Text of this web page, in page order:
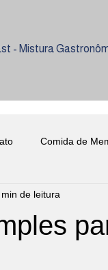
- Mistura
Comida de
Evento
min de leitura